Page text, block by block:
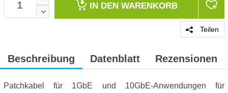
IN DEN WARENKORB
Teilen
Beschreibung Datenblatt Rezensionen
Patchkabel für 1GbE und 10GbE-Anwendungen für